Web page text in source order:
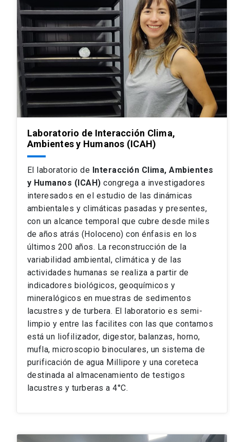
Laboratorio de Interacción Clima,
Ambientes y Humanos (ICAH)
El laboratorio de Interacción Clima, Ambientes
y Humanos (ICAH) congrega a investigadores
interesados en el estudio de las dinámicas
ambientales y climáticas pasadas y presentes,
con un alcance temporal que cubre desde miles
de años atrás (Holoceno) con énfasis en los
últimos 200 años. La reconstrucción de la
variabilidad ambiental, climática y de las
actividades humanas se realiza a partir de
indicadores biológicos, geoquímicos y
mineralógicos en muestras de sedimentos
lacustres y de turbera. El laboratorio es semi-
limpio y entre las facilites con las que contamos
está un liofilizador, digestor, balanzas, horno,
mufla, microscopio binoculares, un sistema de
purificación de agua Millipore y una coreteca
destinada al almacenamiento de testigos
lacustres y turberas a 4°C.